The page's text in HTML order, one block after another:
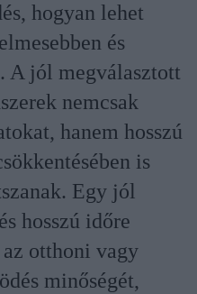
hogyan lehet
és
A jól megválasztott
nemcsak
hanem hosszú
is
Egy jól
hosszú időre
otthoni vagy
minőségét,